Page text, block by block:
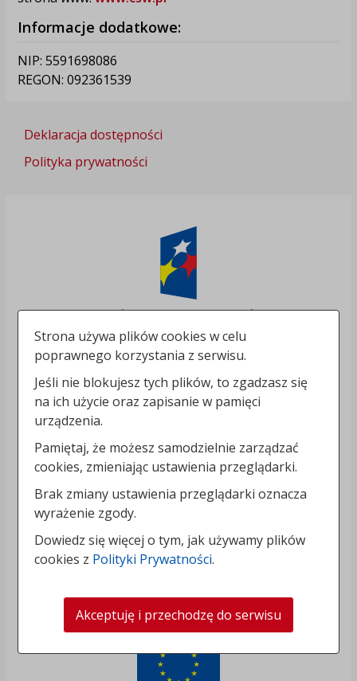
Informacje dodatkowe:
NIP: 5591698086
REGON: 092361539
Deklaracja dostępności
Polityka prywatności
Strona używa plików cookies w celu
poprawnego korzystania z serwisu.
Jeśli nie blokujesz tych plików, to zgadzasz się
na ich użycie oraz zapisanie w pamięci
urządzenia.
Pamiętaj, że możesz samodzielnie zarządzać
cookies, zmieniając ustawienia przeglądarki.
Brak zmiany ustawienia przeglądarki oznacza
wyrażenie zgody.
Dowiedz się więcej o tym, jak używamy plików
cookies z Polityki Prywatności.
Akceptuję i przechodzę do serwisu